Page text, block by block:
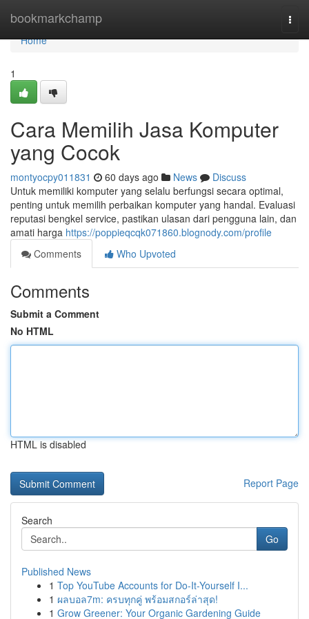
bookmarkchamp
Home
Home
1
Cara Memilih Jasa Komputer
yang Cocok
montyocpy011831 60 days ago News
Discuss
Untuk memiliki komputer yang selalu berfungsi secara optimal,
penting untuk memilih perbaikan komputer yang handal. Evaluasi
reputasi bengkel service, pastikan ulasan dari pengguna lain, dan
amati harga https://poppieqcqk071860.blognody.com/profile
Comments
Who Upvoted
Comments
Submit a Comment
No HTML
HTML is disabled
Report Page
Search
Go
Published News
1 Top YouTube Accounts for Do-It-Yourself I...
1 ผลบอล7m: ครบทุกคู่ พร้อมสกอร์ล่าสุด!
1 Grow Greener: Your Organic Gardening Guide